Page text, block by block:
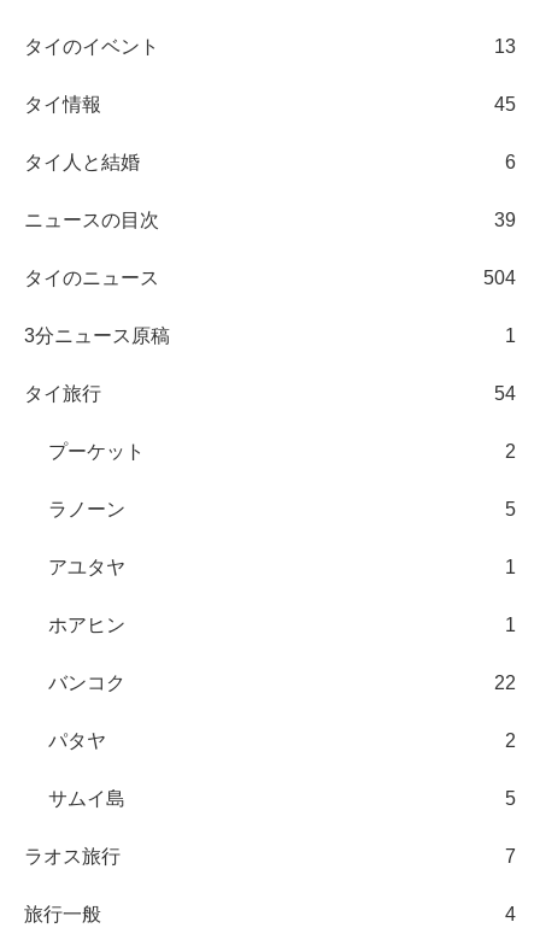
タイのイベント 13
タイ情報 45
タイ人と結婚 6
ニュースの目次 39
タイのニュース 504
3分ニュース原稿 1
タイ旅行 54
プーケット 2
ラノーン 5
アユタヤ 1
ホアヒン 1
バンコク 22
パタヤ 2
サムイ島 5
ラオス旅行 7
旅行一般 4